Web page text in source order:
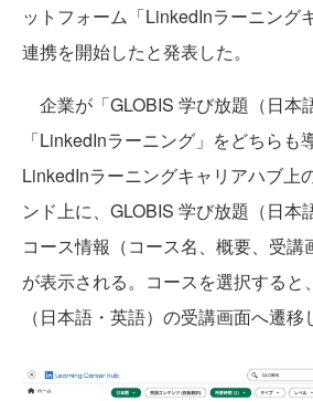
ットフォーム「LinkedInラーニング
連携を開始したと発表した。
企業が「GLOBIS 学び放題（日本
「LinkedInラーニング」をどちらも
LinkedInラーニングキャリアハブ上
ンド上に、GLOBIS 学び放題（日本
コース情報（コース名、概要、受講
が表示される。コースを選択すると
（日本語・英語）の受講画面へ遷移